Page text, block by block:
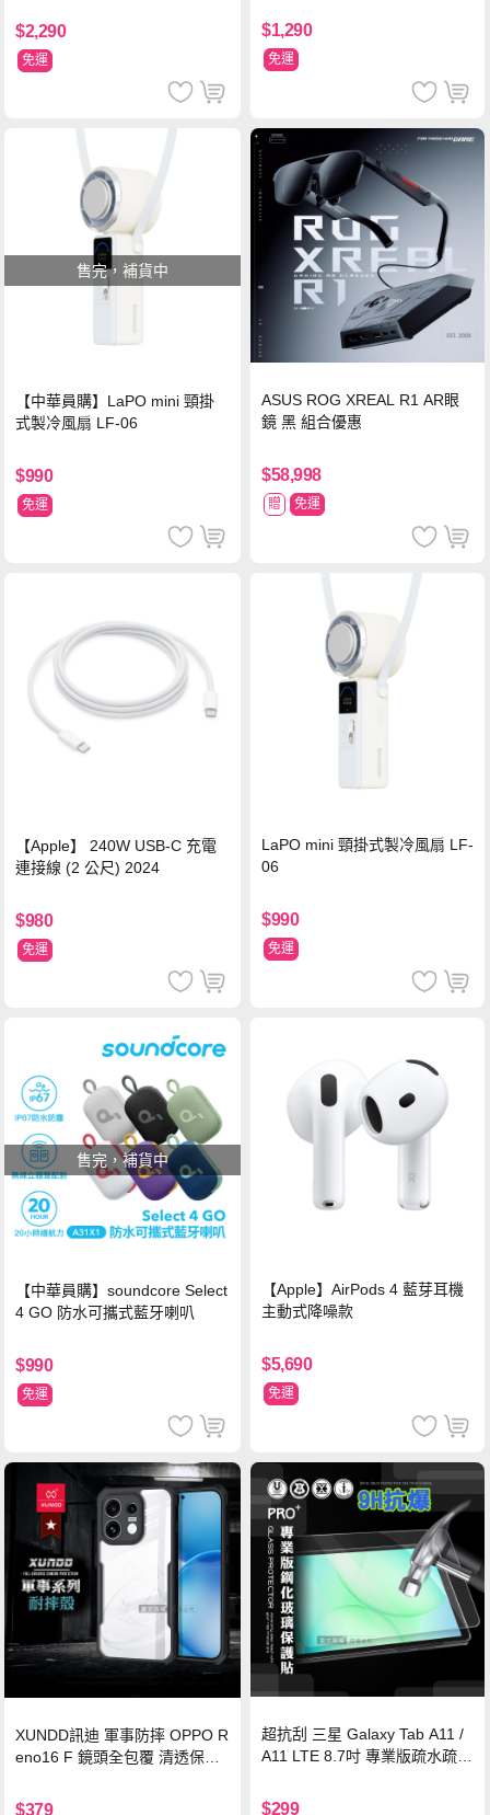
$2,290
免運
$1,290
免運
售完，補貨中
【中華員購】LaPO mini 頸掛
式製冷風扇 LF-06
$990
免運
ASUS ROG XREAL R1 AR眼
鏡 黑 組合優惠
$58,998
贈 免運
【Apple】 240W USB-C 充電
連接線 (2 公尺) 2024
$980
免運
LaPO mini 頸掛式製冷風扇 LF-
06
$990
免運
售完，補貨中
【中華員購】soundcore Select
4 GO 防水可攜式藍牙喇叭
$990
免運
【Apple】AirPods 4 藍芽耳機
主動式降噪款
$5,690
免運
XUNDD訊迪 軍事防摔 OPPO R
eno16 F 鏡頭全包覆 清透保護
$379
超抗刮 三星 Galaxy Tab A11 /
A11 LTE 8.7吋 專業版疏水疏油
$299